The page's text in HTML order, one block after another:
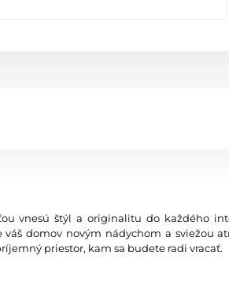
vnesú štýl a originalitu do každého
domov novým nádychom a sviežou
priestor, kam sa budete radi vracať.